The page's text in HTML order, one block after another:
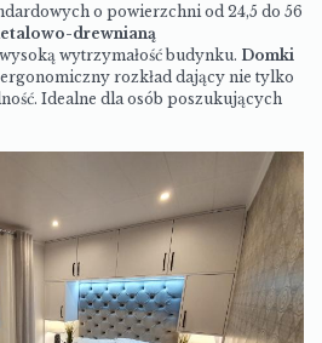
o powierzchni od 24,5 do 56
drewnianą
wytrzymałość budynku. Domki
rozkład dający nie tylko
Idealne dla osób poszukujących